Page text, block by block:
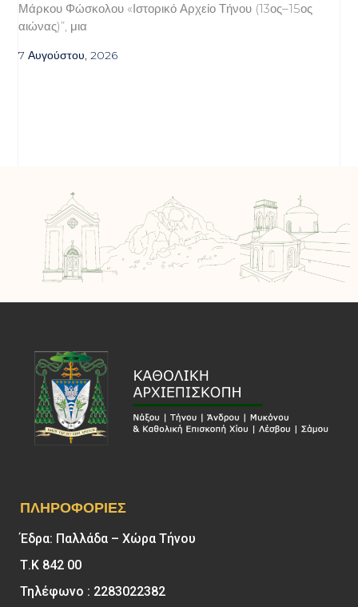
Μάρκου Φώσκολου «Ιστορικό Αρχείο Τήνου (13ος–15ος
αιώνας)”, μια
7 Αυγούστου, 2026
ΠΛΗΡΟΦΟΡΊΕΣ
Έδρα: Παλλάδα – Χώρα Τήνου
Τ.Κ 842 00
Τηλέφωνο : 2283022382